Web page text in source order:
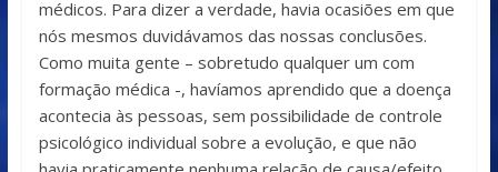
médicos. Para dizer a verdade, havia ocasiões em que
nós mesmos duvidávamos das nossas conclusões.
Como muita gente – sobretudo qualquer um com
formação médica -, havíamos aprendido que a doença
acontecia às pessoas, sem possibilidade de controle
psicológico individual sobre a evolução, e que não